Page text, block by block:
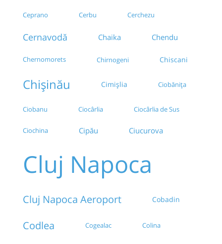
Ceprano Cerbu Cerchezu
Cernavodă Chaika Chendu
Chernomorets Chirnogeni Chiscani
Chișinău Cimișlia Ciobănița
Ciobanu Ciocârlia Ciocârlia de Sus
Ciochina Cipău Ciucurova
Cluj Napoca
Cluj Napoca Aeroport Cobadin
Codlea Cogealac Colina